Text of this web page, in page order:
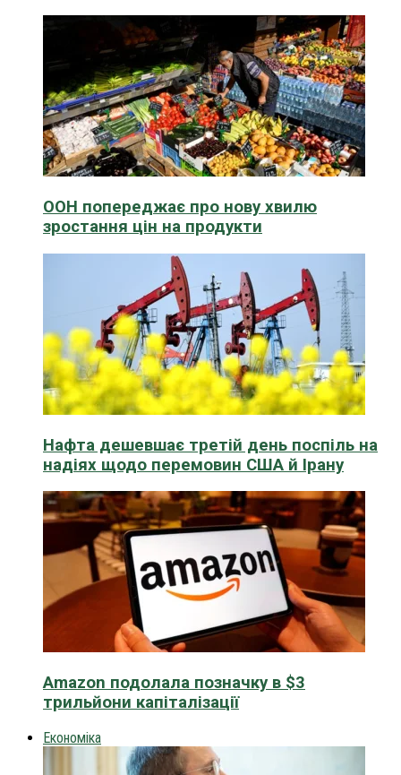
ООН попереджає про нову хвилю
зростання цін на продукти
Нафта дешевшає третій день поспіль на
надіях щодо перемовин США й Ірану
Amazon подолала позначку в $3
трильйони капіталізації
Економіка